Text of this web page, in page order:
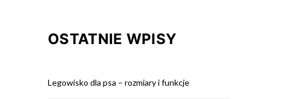
OSTATNIE WPISY
Legowisko dla psa – rozmiary i funkcje